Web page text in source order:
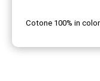
Cotone 100% in